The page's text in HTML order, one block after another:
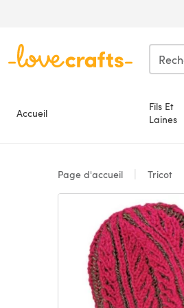
Accueil
Fils Et
Laines
Page d'accueil Tricot